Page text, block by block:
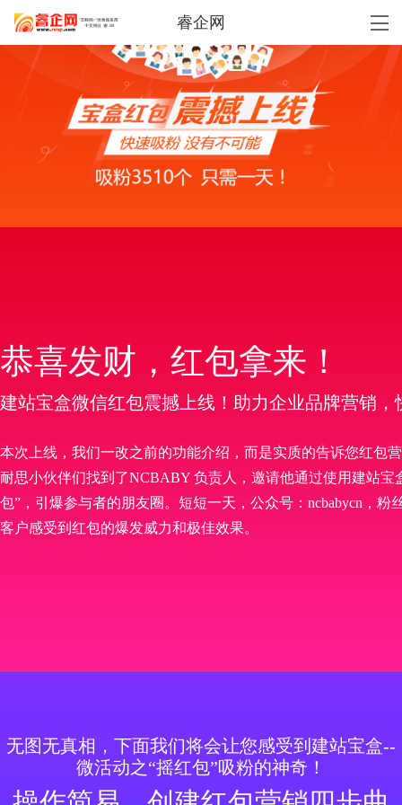
睿企网
恭喜发财，红包拿来！
建站宝盒微信红包震撼上线！助力企业品牌营销，
本次上线，我们一改之前的功能介绍，而是实质的告诉您红包
耐思小伙伴们找到了NCBABY 负责人，邀请他通过使用建站宝
包”，引爆参与者的朋友圈。短短一天，公众号：ncbabycn，粉
客户感受到红包的爆发威力和极佳效果。
无图无真相，下面我们将会让您感受到建站宝盒--
微活动之“摇红包”吸粉的神奇！